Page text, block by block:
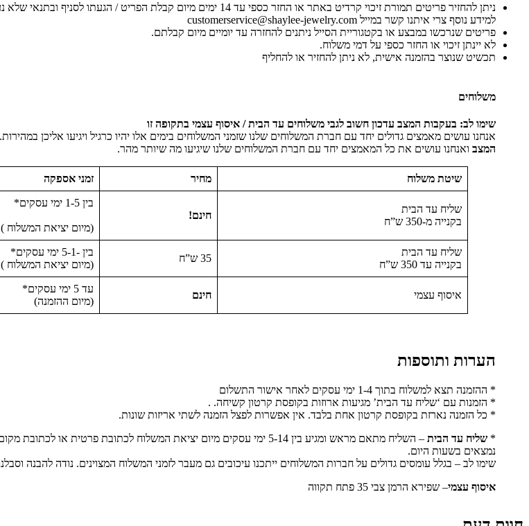
ניתן להחזיר פריטים תמורת זיכוי קרדיט באתר או החזר כספי עד 14
למידע נוסף צרי איתנו קשר במייל customerservice@shaylee-jewelry.com
פריטים שנרכשו במבצע או בקטגוריית הסייל ניתנים להחזרה עד יומיים מיום קבלתם.
לא יינתן זיכוי או החזר כספי על דמי משלוח.
תכשיט שנוצר בהזמנה אישית, לא ניתן להחזיר או להחליף
משלוחים
שימו לב: בעקבות המצב עדכון חשוב לגבי משלוחים עד הבית / איסוף עצמי בתקופה זו
אנחנו עושים מאמצים גדולים יחד עם חברת המשלוחים שלנו שזמני המשלוחים בימים אלו יהיו כרגיל ויגיעו אליכן
המצב ואנחנו עושים את כל המאמצים יחד עם חברת המשלוחים שלנו שיגיעו מה שיותר מהר.
שיטת משלוח מחיר זמני אספקה
שליח עד הבית
בקנייה מ-350 ש”ח
חינם!
בין 1-5 ימי עסקים*
(מיום יציאת המשלוח )
שליח עד הבית
בקנייה עד 350 ש”ח
35 ש”ח
בין -5-1 ימי עסקים*
(מיום יציאת המשלוח )
איסוף עצמי חינם
עד 5 ימי עסקים*
(מיום ההזמנה)
הערות ותוספות
* ההזמנה תצא למשלוח בתוך 1-4 ימי עסקים לאחר אישור התשלום
* הזמנות עם ‘שליח עד הבית’ מגיעות ארוזות בקופסת קרטון קשיחה. .
* כל הזמנה נארזת בקופסת קרטון אחת בלבד. אין אפשרות לפצל הזמנה לשתי אריזות שונות.
* שליח עד הבית
נמצאים בשעות היום.
שימו לב – בגלל עומסים גדולים על חברות המשלוחים ייתכנו עיכובים גם מעבר לזמני המשלוח המצוינים. נודה להבנה
איסוף עצמי– שפירא הרמן צבי 35 פתח תקווה